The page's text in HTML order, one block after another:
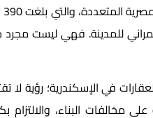
للمدينة. فهي ليست
في الإسكندرية؛ رؤية لا
البناء، والالتزام